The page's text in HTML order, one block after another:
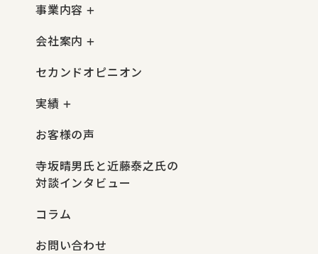
事業内容
会社案内
セカンドオピニオン
実績
お客様の声
寺坂晴男氏と近藤泰之氏の
対談インタビュー
コラム
お問い合わせ